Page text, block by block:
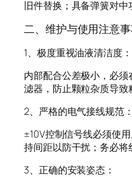
旧件替换；具备弹簧对中
二、维护与使用注意事
1、极度重视油液清洁度：
内部配合公差极小，必
滤器，防止颗粒杂质导致
2、严格的电气接线规范：
±10V控制信号线必须使
持间距以防干扰；务必将
3、正确的安装姿态：